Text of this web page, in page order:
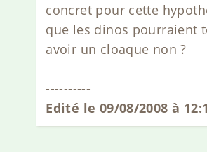
concret pour cette
que les dinos pourraient
avoir un cloaque non ?
----------
Edité le 09/08/2008 à